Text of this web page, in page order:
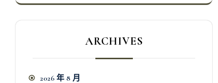
ARCHIVES
2026 年 8 月